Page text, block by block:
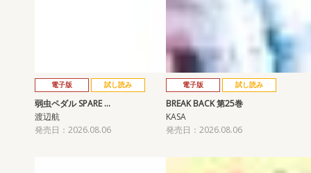
電子版 試し読み
弱虫ペダル SPARE …
渡辺航
発売日：2026.08.06
電子版 試し読み
BREAK BACK 第25巻
KASA
発売日：2026.08.06